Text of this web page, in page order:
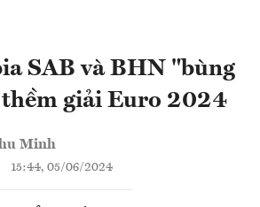
SAB và BHN "bùng
giải Euro 2024
Minh
15:44, 05/06/2024